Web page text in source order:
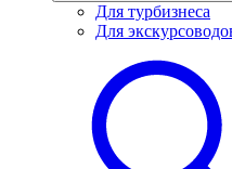
Для турбизнеса
Для